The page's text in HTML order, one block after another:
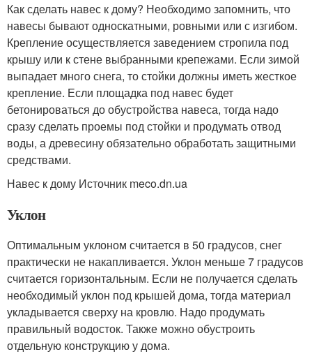
Как сделать навес к дому? Необходимо запомнить, что
навесы бывают односкатными, ровными или с изгибом.
Крепление осуществляется заведением стропила под
крышу или к стене выбранными крепежами. Если зимой
выпадает много снега, то стойки должны иметь жесткое
крепление. Если площадка под навес будет
бетонироваться до обустройства навеса, тогда надо
сразу сделать проемы под стойки и продумать отвод
воды, а древесину обязательно обработать защитными
средствами.
Навес к дому Источник meco.dn.ua
Уклон
Оптимальным уклоном считается в 50 градусов, снег
практически не накапливается. Уклон меньше 7 градусов
считается горизонтальным. Если не получается сделать
необходимый уклон под крышей дома, тогда материал
укладывается сверху на кровлю. Надо продумать
правильный водосток. Также можно обустроить
отдельную конструкцию у дома.